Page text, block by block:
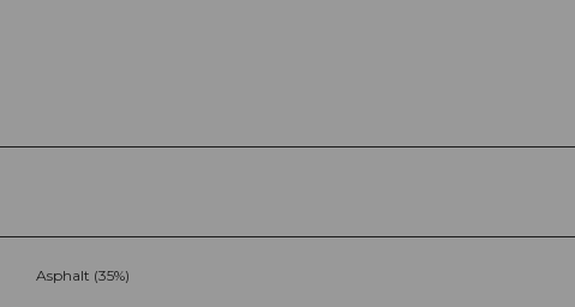
Asphalt (35%)